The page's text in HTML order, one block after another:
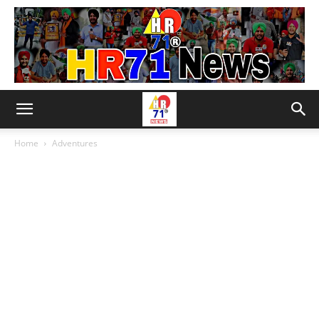
Home Adventures